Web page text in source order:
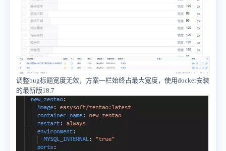
调整bug标题宽度无效，方案一栏始终占最大宽度，使用docker安装
的最新版18.7